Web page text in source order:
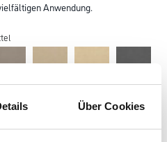
Über Cookies
Anwendung.